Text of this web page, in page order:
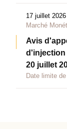
17 juillet 2026
Marché
Avis
d'injection
20 juillet
Date limite